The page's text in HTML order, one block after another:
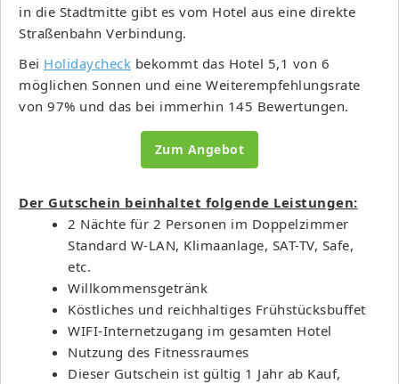
in die Stadtmitte gibt es vom Hotel aus eine direkte
Straßenbahn Verbindung.
Bei Holidaycheck bekommt das Hotel 5,1 von 6
möglichen Sonnen und eine Weiterempfehlungsrate
von 97% und das bei immerhin 145 Bewertungen.
Zum Angebot
Der Gutschein beinhaltet folgende Leistungen:
2 Nächte für 2 Personen im Doppelzimmer
Standard W-LAN, Klimaanlage, SAT-TV, Safe,
etc.
Willkommensgetränk
Köstliches und reichhaltiges Frühstücksbuffet
WIFI-Internetzugang im gesamten Hotel
Nutzung des Fitnessraumes
Dieser Gutschein ist gültig 1 Jahr ab Kauf,